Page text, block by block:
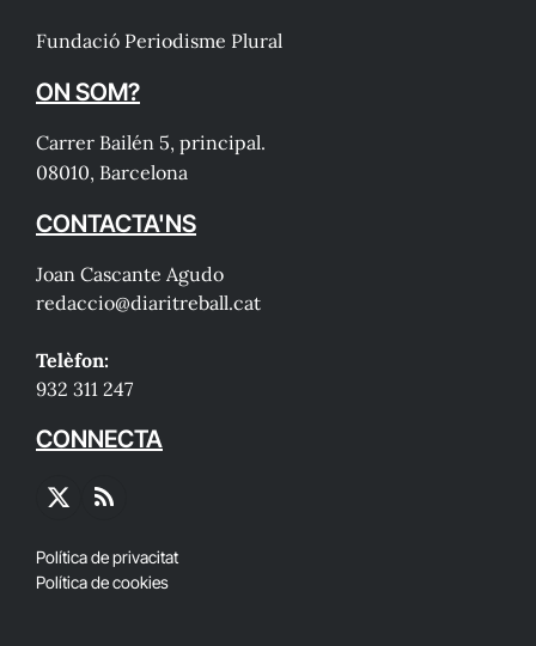
Fundació Periodisme Plural
ON SOM?
Carrer Bailén 5, principal.
08010, Barcelona
CONTACTA'NS
Joan Cascante Agudo
redaccio@diaritreball.cat
Telèfon:
932 311 247
CONNECTA
X
RSS
Política de privacitat
Política de cookies